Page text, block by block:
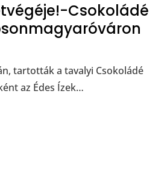
Csokoládé
tartották a tavalyi Csokoládé
az Édes Ízek…